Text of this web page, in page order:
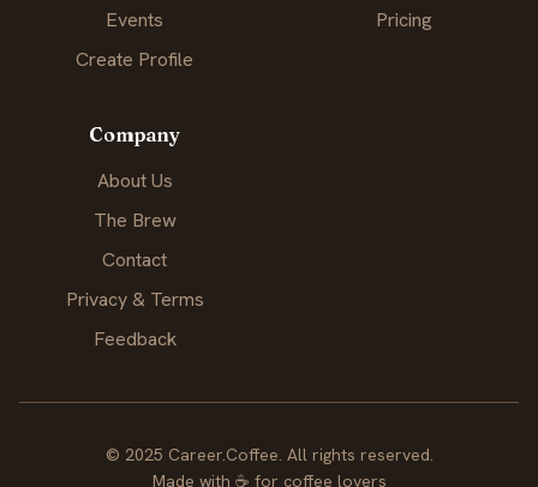
Events
Create Profile
Pricing
Company
About Us
The Brew
Contact
Privacy & Terms
Feedback
© 2025 Career.Coffee. All rights reserved.
Made with ☕ for coffee lovers